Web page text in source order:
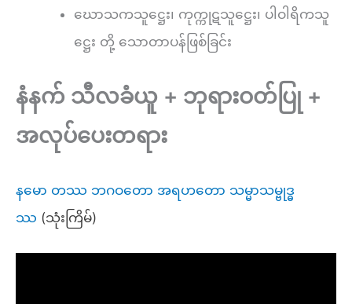
ဃောသကသူဋ္ဌေး၊ ကုက္ကုဋသူဋ္ဌေး၊ ပါဝါရိကသူ
ဋ္ဌေး တို့ သောတာပန်ဖြစ်ခြင်း
နံနက် သီလခံယူ + ဘုရားဝတ်ပြု +
အလုပ်ပေးတရား
နမော တဿ ဘဂဝတော အရဟတော သမ္မာသမ္ဗုဒ္ဓ
ဿ (သုံးကြိမ်)